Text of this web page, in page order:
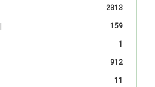
2313
159
1
912
11